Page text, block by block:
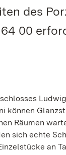
des
00
können
Räumen
sich echte
an